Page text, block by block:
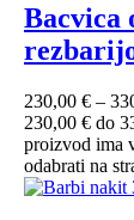
Bacvica
230,00 € –
230,00 € do
proizvod ima
odabrati na